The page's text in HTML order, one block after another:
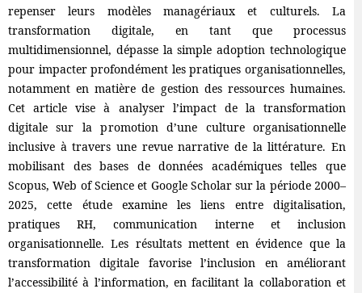
repenser leurs modèles managériaux et culturels. La
transformation digitale, en tant que processus
multidimensionnel, dépasse la simple adoption technologique
pour impacter profondément les pratiques organisationnelles,
notamment en matière de gestion des ressources humaines.
Cet article vise à analyser l’impact de la transformation
digitale sur la promotion d’une culture organisationnelle
inclusive à travers une revue narrative de la littérature. En
mobilisant des bases de données académiques telles que
Scopus, Web of Science et Google Scholar sur la période 2000–
2025, cette étude examine les liens entre digitalisation,
pratiques RH, communication interne et inclusion
organisationnelle. Les résultats mettent en évidence que la
transformation digitale favorise l’inclusion en améliorant
l’accessibilité à l’information, en facilitant la collaboration et